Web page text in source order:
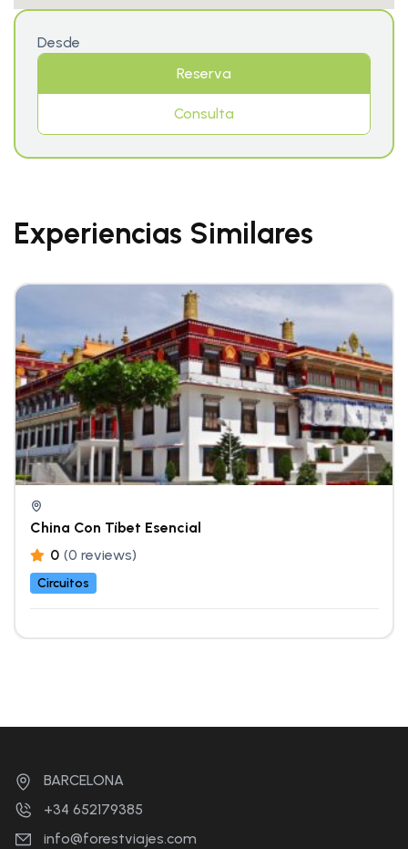
Desde
Reserva
Consulta
Experiencias Similares
China Con Tíbet Esencial
0 (0 reviews)
Circuitos
BARCELONA
+34 652179385
info@forestviajes.com